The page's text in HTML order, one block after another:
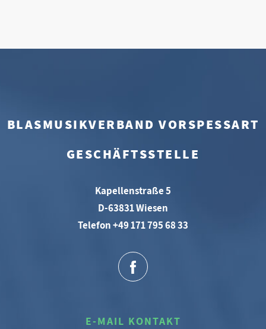
BLASMUSIKVERBAND VORSPESSART
GESCHÄFTSSTELLE
Kapellenstraße 5
D-63831 Wiesen
Telefon +49 171 795 68 33
E-MAIL KONTAKT